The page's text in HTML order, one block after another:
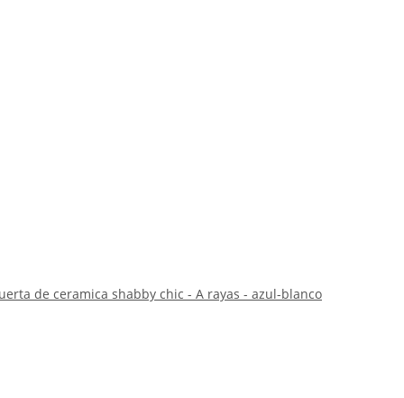
de ceramica shabby chic - A rayas - azul-blanco